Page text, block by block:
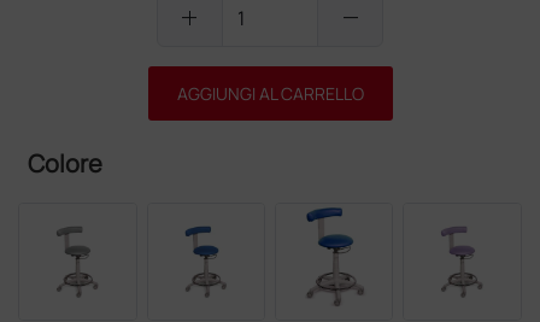
add remove
AGGIUNGI AL CARRELLO
Colore